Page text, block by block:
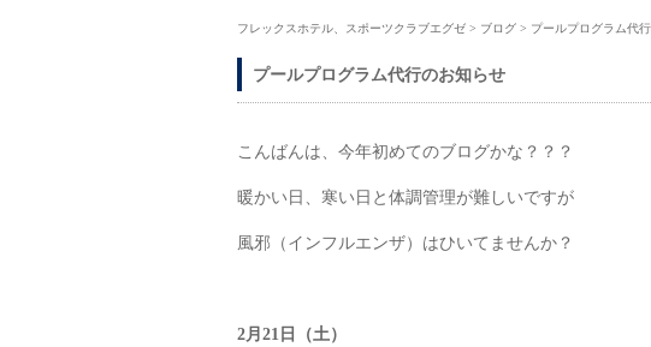
フレックスホテル、スポーツクラブエグゼ > ブログ > プールプログラム代
プールプログラム代行のお知らせ
こんばんは、今年初めてのブログかな？？？
暖かい日、寒い日と体調管理が難しいですが
風邪（インフルエンザ）はひいてませんか？
2月21日（土）